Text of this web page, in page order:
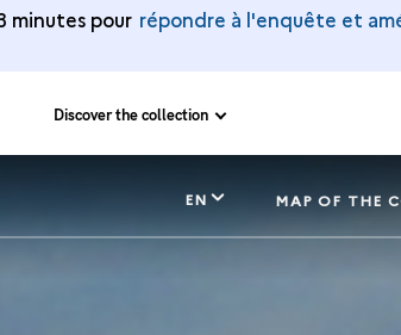
minutes pour répondre à l'enquête et
Discover the collection
EN MAP OF THE